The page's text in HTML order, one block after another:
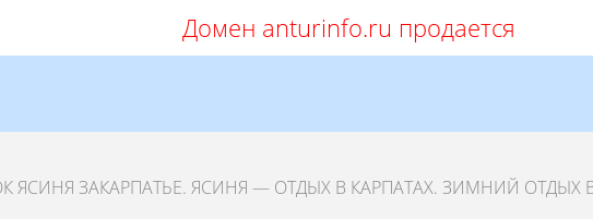
Домен anturinfo.ru продается
ЯСИНЯ ЗАКАРПАТЬЕ. ЯСИНЯ — ОТДЫХ В КАРПАТАХ. ЗИМНИЙ ОТДЫХ